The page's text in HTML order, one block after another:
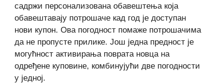
садржи персонализована обавештења која
обавештавају потрошаче кад год је доступан
нови купон. Ова погодност помаже потрошачима
да не пропусте прилике. Још једна предност је
могућност активирања поврата новца на
одређене куповине, комбинујући две погодности
у једној.